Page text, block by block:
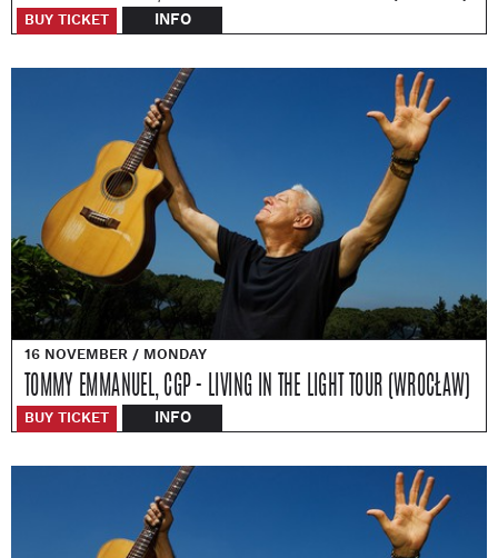
BUY TICKET INFO
16 NOVEMBER / MONDAY
TOMMY EMMANUEL, CGP - LIVING IN THE LIGHT TOUR (WROCŁAW)
BUY TICKET INFO